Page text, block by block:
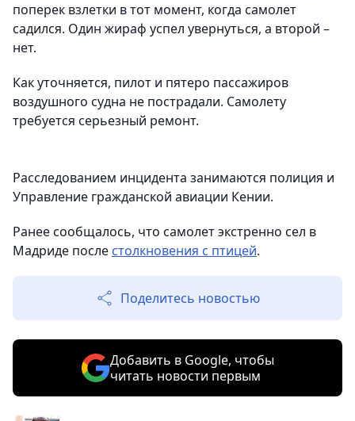
поперек взлетки в тот момент, когда самолет
садился. Один жираф успел увернуться, а второй –
нет.
Как уточняется, пилот и пятеро пассажиров
воздушного судна не пострадали. Самолету
требуется серьезный ремонт.
Расследованием инцидента занимаются полиция и
Управление гражданской авиации Кении.
Ранее сообщалось, что самолет экстренно сел в
Мадриде после столкновения с птицей.
Поделитесь новостью
Добавить в Google, чтобы
читать новости первым